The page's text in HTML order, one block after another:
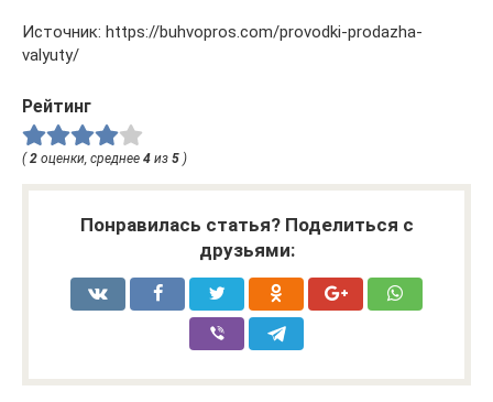
Источник: https://buhvopros.com/provodki-prodazha-
valyuty/
Рейтинг
(2 оценки, среднее 4 из 5 )
Понравилась статья? Поделиться с
друзьями: